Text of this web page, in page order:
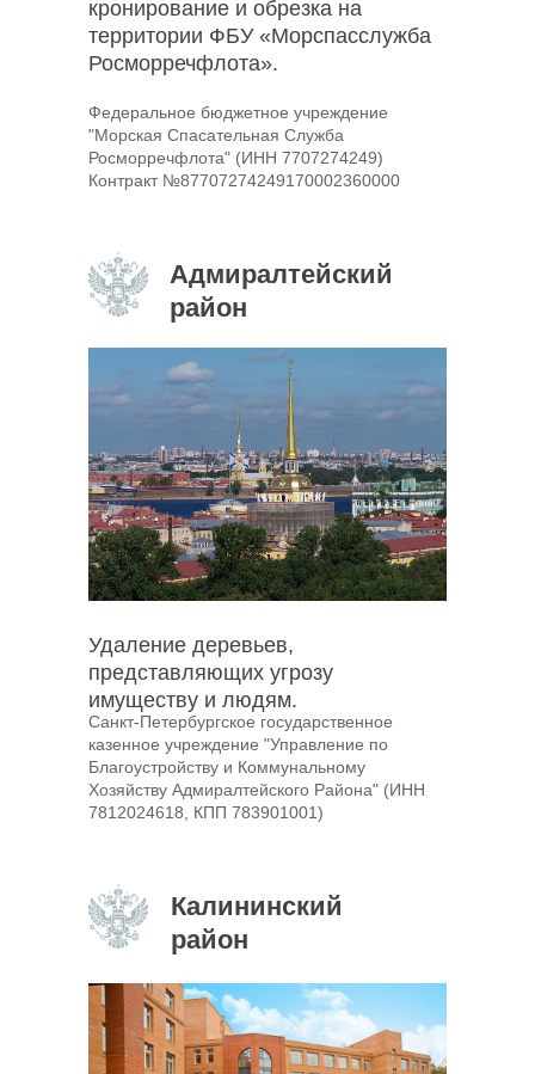
Удаление деревьев,
представляющих угрозу
имуществу и людям.
Санкт-Петербургское государственное
казенное учреждение "Управление по
Благоустройству и Коммунальному
Хозяйству Адмиралтейского Района" (ИНН
7812024618, КПП 783901001)
Адмиралтейский
район
кронирование и обрезка на
территории ФБУ «Морспасслужба
Росморречфлота».
Калининский
район
Федеральное бюджетное учреждение
"Морская Спасательная Служба
Росморречфлота" (ИНН 7707274249)
Контракт №87707274249170002360000